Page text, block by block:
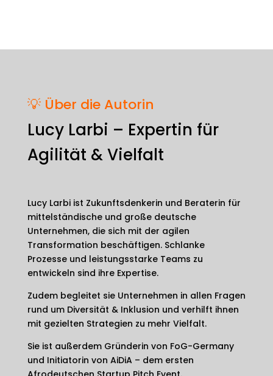
💡 Über die Autorin
Lucy Larbi – Expertin für
Agilität & Vielfalt
Lucy Larbi ist Zukunftsdenkerin und Beraterin für
mittelständische und große deutsche
Unternehmen, die sich mit der agilen
Transformation beschäftigen. Schlanke
Prozesse und leistungsstarke Teams zu
entwickeln sind ihre Expertise.
Zudem begleitet sie Unternehmen in allen Fragen
rund um Diversität & Inklusion und verhilft ihnen
mit gezielten Strategien zu mehr Vielfalt.
Sie ist außerdem Gründerin von FoG-Germany
und Initiatorin von AiDiA – dem ersten